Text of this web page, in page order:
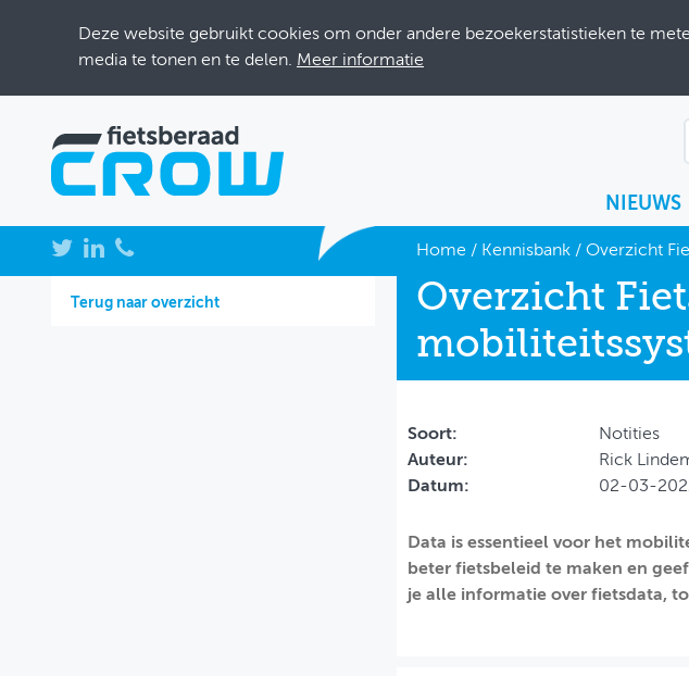
Deze website gebruikt cookies om onder andere bezoekerstatistieken te
media te tonen en te delen. Meer informatie
NIEUWS
NIEUWS
BIJEENKOMSTEN
Home / Kennisbank/ Overzicht
Terug naar overzicht
Overzicht
Soort:
Notities
Auteur:
Rick
Datum:
02-03-
Data is essentieel voor het
beter fietsbeleid te maken en
je alle informatie over fietsdata,